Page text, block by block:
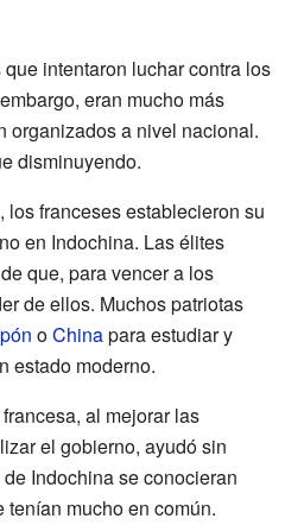
intentaron luchar contra los
eran mucho más
organizados a nivel nacional.
disminuyendo.
franceses establecieron su
en Indochina. Las élites
que, para vencer a los
de ellos. Muchos patriotas
oChinapara estudiar y
estado moderno.
al mejorar las
el gobierno, ayudó sin
Indochina se conocieran
mucho en común.